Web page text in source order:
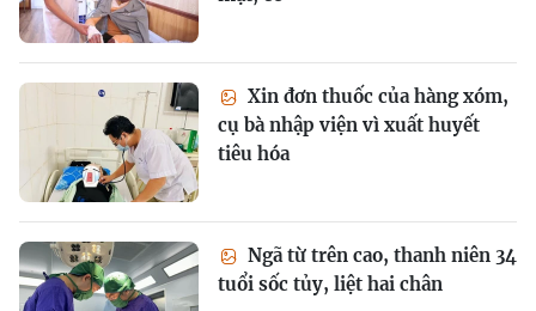
Xin đơn thuốc của hàng xóm,
cụ bà nhập viện vì xuất huyết
tiêu hóa
Ngã từ trên cao, thanh niên 34
tuổi sốc tủy, liệt hai chân